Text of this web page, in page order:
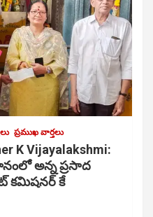
ప్రముఖ వార్తలు
K Vijayalakshmi:
అన్న ప్రసాద
కమిషనర్ కే